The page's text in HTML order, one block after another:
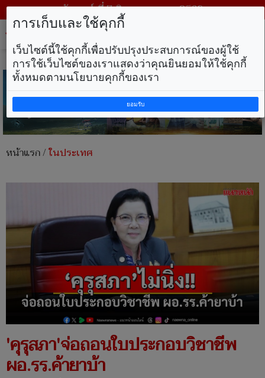
วันศุกร์ ที่ 7 สิงหาคม พ.ศ. 2569
หน้าแรก/ในประเทศ
'คุรุสภา'จ่อถอนใบประกอบวิชาชีพ
ผอ.รร.ค้ายาบ้า
การเก็บและใช้คุกกี้
เว็บไซต์นี้ใช้คุกกี้เพื่อปรับปรุงประสบการณ์ของผู้ใช้
การใช้เว็บไซต์ของเราแสดงว่าคุณยินยอมให้ใช้คุกกี้
ทั้งหมดตามนโยบายคุกกี้ของเรา
ยอมรับ